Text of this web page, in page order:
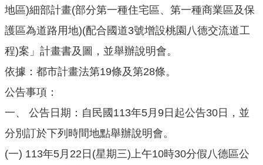
開
廉
政
服
務
專
都
市
地區)細部計畫(部分第一種住宅區、第一種商業區及保
護區為道路用地)(配合國道3號增設桃園八德交流道工
程)案」計畫書及圖，並舉辦說明會。
依據：都市計畫法第19條及第28條。
公告事項：
一、 公告日期：自民國113年5月9日起公告30日，並
分別訂於下列時間地點舉辦說明會。
(一) 113年5月22日(星期三)上午10時30分假八德區公